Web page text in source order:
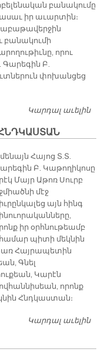
բանակումը
իր աւարտին։
բանակումի
որու
Գարեգին Բ.
փոխանցեց
Կարդալ աւելին
Հայոց Տ.Տ.
Բ. Կաթողիկոսը
Մայր Աթոռ Սուրբ
մէջ
այն հինգ
իր օրհնութեամբ
համար պիտի մեկնին
Հայրապետին
Գնել
Կարէն
որոնք
Հնդկաստան։
Կարդալ աւելին